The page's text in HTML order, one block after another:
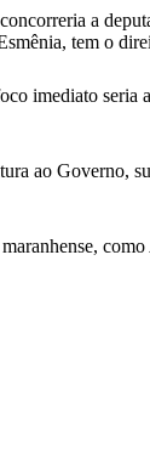
a
tem o
imediato
ao Governo,